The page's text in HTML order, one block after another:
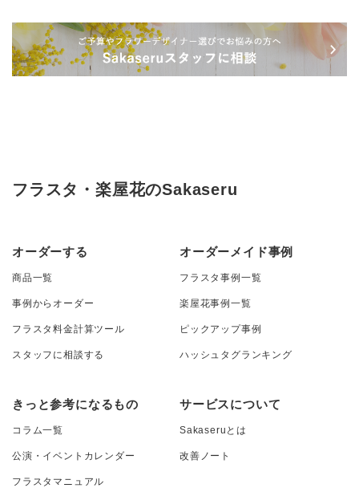
フラスタ・楽屋花のSakaseru
オーダーする
商品一覧
事例からオーダー
フラスタ料金計算ツール
スタッフに相談する
オーダーメイド事例
フラスタ事例一覧
楽屋花事例一覧
ピックアップ事例
ハッシュタグランキング
きっと参考になるもの
コラム一覧
公演・イベントカレンダー
フラスタマニュアル
サービスについて
Sakaseruとは
改善ノート